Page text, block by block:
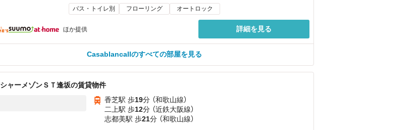
バス・トイレ別 フローリング オートロック
ほか提供 詳細を見る
CasablancaIIのすべての部屋を見る
シャーメゾンＳＴ逢坂の賃貸物件
香芝駅 歩19分 （和歌山線）
二上駅 歩12分 （近鉄大阪線）
志都美駅 歩21分 （和歌山線）